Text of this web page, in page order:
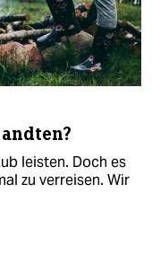
leisten. Doch es
zu verreisen. Wir